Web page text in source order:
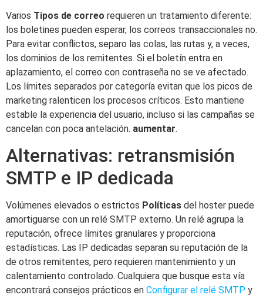
Varios Tipos de correo requieren un tratamiento diferente:
los boletines pueden esperar, los correos transaccionales no.
Para evitar conflictos, separo las colas, las rutas y, a veces,
los dominios de los remitentes. Si el boletín entra en
aplazamiento, el correo con contraseña no se ve afectado.
Los límites separados por categoría evitan que los picos de
marketing ralenticen los procesos críticos. Esto mantiene
estable la experiencia del usuario, incluso si las campañas se
cancelan con poca antelación. aumentar.
Alternativas: retransmisión
SMTP e IP dedicada
Volúmenes elevados o estrictos Políticas del hoster puede
amortiguarse con un relé SMTP externo. Un relé agrupa la
reputación, ofrece límites granulares y proporciona
estadísticas. Las IP dedicadas separan su reputación de la
de otros remitentes, pero requieren mantenimiento y un
calentamiento controlado. Cualquiera que busque esta vía
encontrará consejos prácticos en Configurar el relé SMTP y